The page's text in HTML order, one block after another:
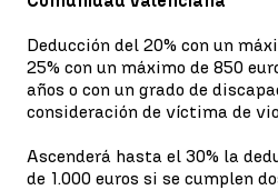
Deducción del 20% con un
25% con un máximo de 850
años o con un grado de
consideración de víctima de
Ascenderá hasta el 30% la
de 1.000 euros si se cumplen